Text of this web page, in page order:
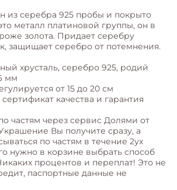
из серебра 925 пробы и покрыто
металл платиновой группы, он в
золота. Придает серебру
защищает серебро от потемнения.
хрусталь, серебро 925, родий
мм
от 15 до 20 см
качества и гарантия
частям через сервис Долями от
Вы получите сразу, а
по частям в течение 2ух
нужно в корзине выбрать способ
процентов и переплат! Это не
паспортные данные не